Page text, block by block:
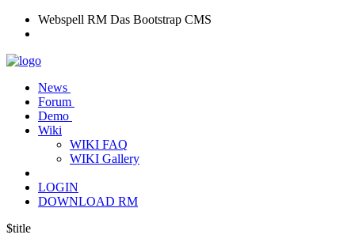
Webspell RM Das Bootstrap CMS
News
Forum
Demo
Wiki
WIKI FAQ
WIKI Gallery
LOGIN
DOWNLOAD RM
$title